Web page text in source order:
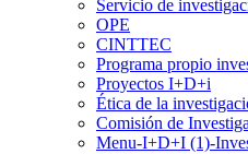
Servicio de
OPE
CINTTEC
Programa propio
Proyectos I+D+i
Ética de la
Comisión de
Menu-I+D+I (1)-